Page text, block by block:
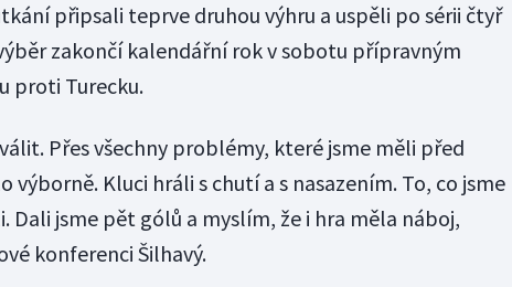
připsali teprve druhou výhru a uspěli po sérii čtyř
zakončí kalendářní rok v sobotu přípravným
proti Turecku.
Přes všechny problémy, které jsme měli před
výborně. Kluci hráli s chutí a s nasazením. To, co jsme
Dali jsme pět gólů a myslím, že i hra měla náboj,
konferenci Šilhavý.